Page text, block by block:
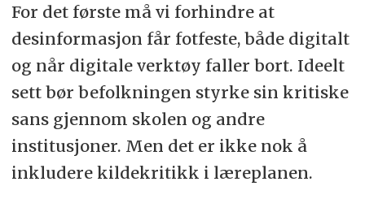
For det første må vi forhindre at
desinformasjon får fotfeste, både digitalt
og når digitale verktøy faller bort. Ideelt
sett bør befolkningen styrke sin kritiske
sans gjennom skolen og andre
institusjoner. Men det er ikke nok å
inkludere kildekritikk i læreplanen.